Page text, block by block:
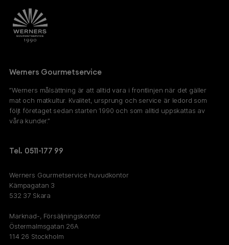
Werners Gourmetservice
”Werners målsättning är att alltid vara i frontlinjen när det gäller
mat och matkultur. Kvalitet, ursprung och service är ledord som
följt företaget sedan starten 1990 och som alltid uppskattas av
våra kunder.”
Tel. 0511-177 99
Werners Gourmetservice huvudkontor
Kämpagatan 3
532 37 Skara
Marknad-, Försäljningskontor
Östermalmsgatan 26A
114 26 Stockholm